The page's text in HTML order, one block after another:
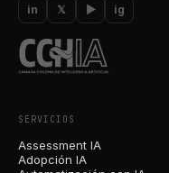
in 𝕏 ▶ ig
SERVICIOS
Assessment IA
Adopción IA